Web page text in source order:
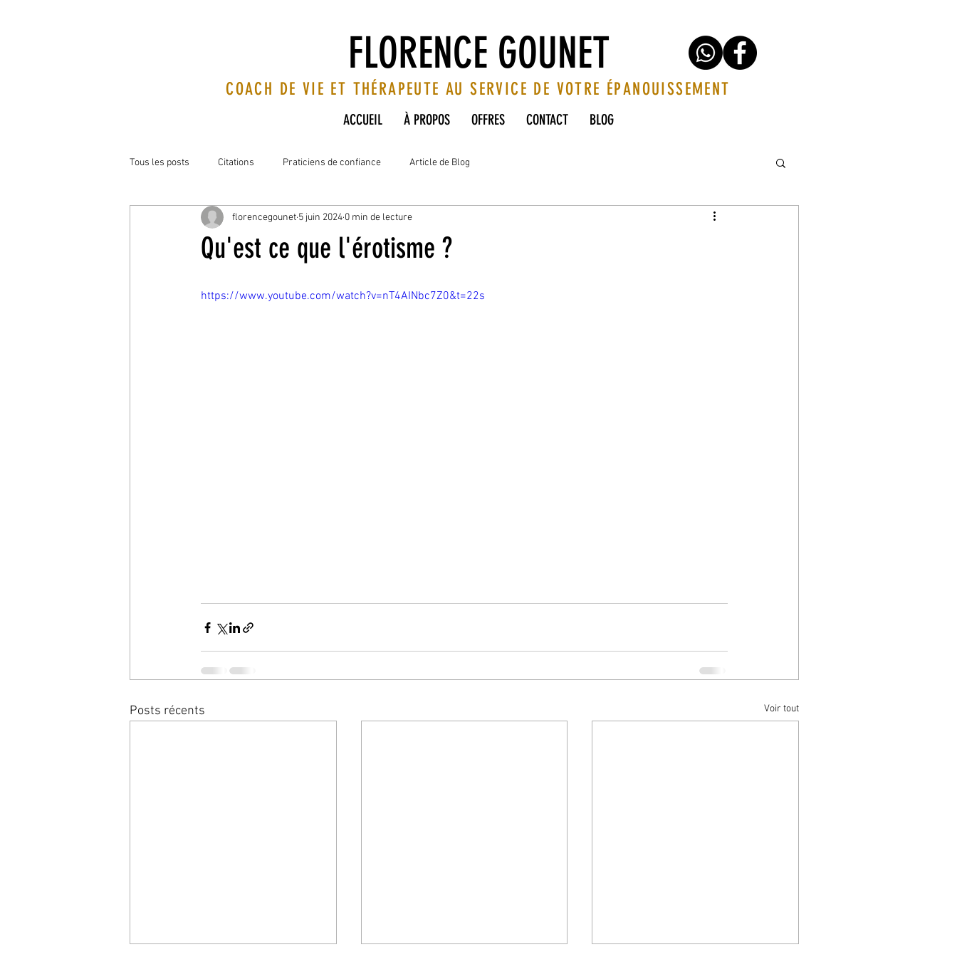
FLORENCE GOUNET
COACH DE VIE ET THÉRAPEUTE AU SERVICE DE VOTRE ÉPANOUISSEMENT
ACCUEIL À PROPOS OFFRES CONTACT BLOG
Tous les posts Citations Praticiens de confiance Article de Blog
Qu'est ce que l'érotisme ?
florencegounet 5 juin 2024 0 min de lecture
https://www.youtube.com/watch?v=nT4AINbc7Z0&t=22s
Posts récents Voir tout